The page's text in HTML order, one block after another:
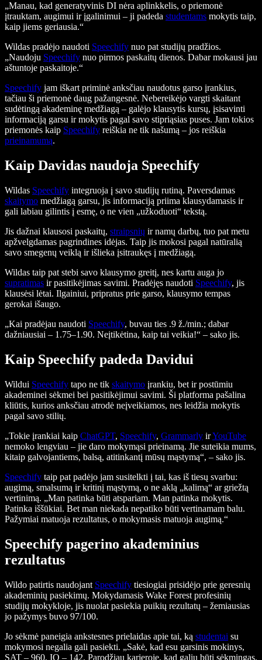
„Manau, kad generatyvinis DI nėra aplinkkelis, o priemonė
įtrauktam, augimui ir įgalinimui – ji padeda studentams mokytis taip,
kaip jiems geriausia.“
Wildas pradėjo naudoti Speechify nuo pat studijų pradžios.
„Naudoju Speechify nuo pirmos paskaitų dienos. Dabar mokausi jau
aštuntoje paskaitoje.“
Speechify jam iškart priminė anksčiau naudotus garso įrankius,
tačiau ši priemonė daug pažangesnė. Nebereikėjo vargti skaitant
sudėtingą akademinę medžiagą – galėjo klausytis kursų, įsisavinti
informaciją garsu ir mokytis pagal savo stipriąsias puses. Jam tokios
priemonės kaip Speechify reiškia ne tik našumą – jos reiškia
prieinamumą.
Kaip Davidas naudoja Speechify
Wildas Speechify integruoja į savo studijų rutiną. Paversdamas
skaitymo medžiagą garsu, jis informaciją priima klausydamasis ir
gali labiau gilintis į esmę, o ne vien „užkoduoti“ tekstą.
Jis dažnai klausosi paskaitų, straipsnių ir namų darbų, tuo pat metu
apžvelgdamas pagrindines idėjas. Taip jis mokosi pagal natūralią
savo smegenų veiklą ir išlieka įsitraukęs į medžiagą.
Wildas taip pat stebi savo klausymo greitį, nes kartu auga jo
supratimas ir pasitikėjimas savimi. Pradėjęs naudoti Speechify, jis
klausėsi lėtai. Ilgainiui, pripratus prie garso, klausymo tempas
gerokai išaugo.
„Kai pradėjau naudoti Speechify, buvau ties .9 ž./min.; dabar
dažniausiai – 1.75–1.90. Neįtikėtina, kaip tai veikia!“ – sako jis.
Kaip Speechify padeda Davidui
Wildui Speechify tapo ne tik skaitymo įrankiu, bet ir postūmiu
akademinei sėkmei bei pasitikėjimui savimi. Ši platforma pašalina
kliūtis, kurios anksčiau atrodė neįveikiamos, nes leidžia mokytis
pagal savo stilių.
„Tokie įrankiai kaip ChatGPT, Speechify, Grammarly irYouTube
nemoko lengviau – jie daro mokymąsi prieinamą. Jie suteikia mums,
kitaip galvojantiems, balsą, atitinkantį mūsų mąstymą“, – sako jis.
Speechify taip pat padėjo jam susitelkti į tai, kas iš tiesų svarbu:
augimą, smalsumą ir kritinį mąstymą, o ne aklą „kalimą“ ar griežtą
vertinimą. „Man patinka būti atspariam. Man patinka mokytis.
Patinka iššūkiai. Bet man niekada nepatiko būti vertinamam balu.
Pažymiai matuoja rezultatus, o mokymasis matuoja augimą.“
Speechify pagerino akademinius
rezultatus
Wildo patirtis naudojant Speechify tiesiogiai prisidėjo prie geresnių
akademinių pasiekimų. Mokydamasis Wake Forest profesinių
studijų mokykloje, jis nuolat pasiekia puikių rezultatų – žemiausias
jo pažymys buvo 97/100.
Jo sėkmė paneigia ankstesnes prielaidas apie tai, ką studentai su
mokymosi negalia gali pasiekti. „Sakė, kad esu garsinis mokinys,
SAT – 960, IQ – 142. Parodžiau karjeroje, kad galiu būti sėkmingas.